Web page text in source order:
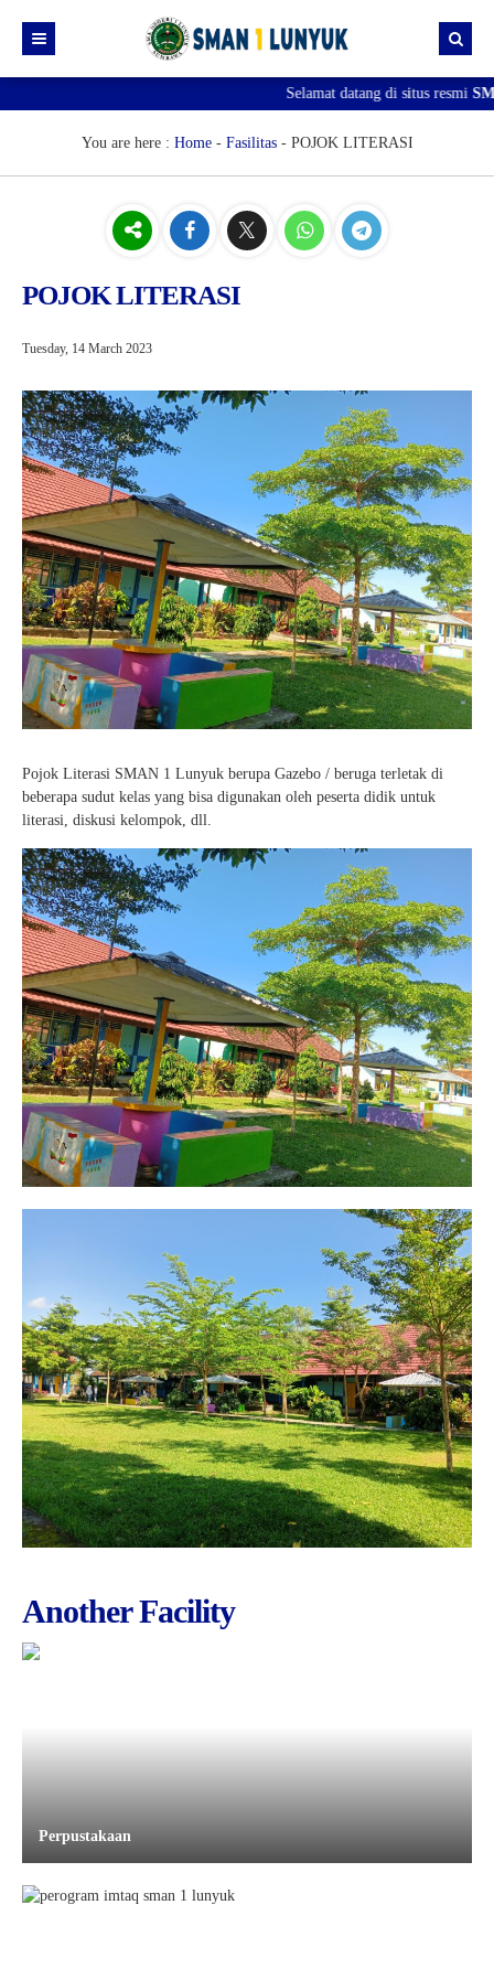
Profil
Visi & Misi
Struktur Organisasi
Guru & Staff
Gallery
Prestasi
PERPUSTAKAAN
Profil Perpustakaan
KOLEKSI BUKU
Selamat datang di situs resmi
You are here : Home- Fasilitas- POJOK LITERASI
POJOK LITERASI
Tuesday, 14 March 2023
Pojok Literasi SMAN 1 Lunyuk berupa Gazebo / beruga terletak di
beberapa sudut kelas yang bisa digunakan oleh peserta didik untuk
literasi, diskusi kelompok, dll.
Another Facility
Perpustakaan